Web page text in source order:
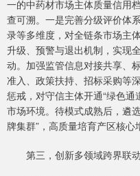
一的中药材市场主体质量信用
查可溯。一是完善分级评价体
录等多维度，对全链条市场主
升级、预警与退出机制，实现
动。加强监管信息对接共享、
准入、政策扶持、招标采购等
惩戒，对守信主体开通“绿色通
市场环境。待模式成熟后，遴
牌集群”，高质量培育产区核心
第三，创新多领域跨界联动